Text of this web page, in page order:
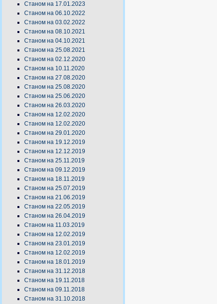
Станом на 17.01.2023
Станом на 06.10.2022
Станом на 03.02.2022
Станом на 08.10.2021
Станом на 04.10.2021
Станом на 25.08.2021
Станом на 02.12.2020
Станом на 10.11.2020
Станом на 27.08.2020
Станом на 25.08.2020
Станом на 25.06.2020
Станом на 26.03.2020
Станом на 12.02.2020
Станом на 12.02.2020
Станом на 29.01.2020
Станом на 19.12.2019
Станом на 12.12.2019
Станом на 25.11.2019
Станом на 09.12.2019
Станом на 18.11.2019
Станом на 25.07.2019
Станом на 21.06.2019
Станом на 22.05.2019
Станом на 26.04.2019
Станом на 11.03.2019
Станом на 12.02.2019
Станом на 23.01.2019
Станом на 12.02.2019
Станом на 18.01.2019
Станом на 31.12.2018
Станом на 19.11.2018
Станом на 09.11.2018
Станом на 31.10.2018